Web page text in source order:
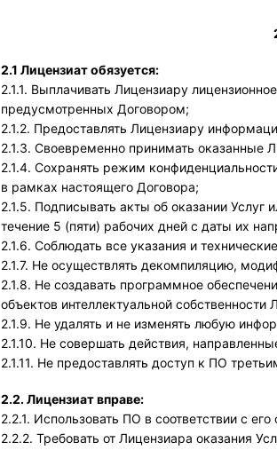
2.1 Лицензиат обязуется:
2.1.1. Выплачивать Лицензиару
предусмотренных Договором;
2.1.2. Предоставлять Лицензиару
2.1.3. Своевременно принимать оказанные
2.1.4. Сохранять режим
в рамках настоящего Договора;
2.1.5. Подписывать акты об оказании Услуг
течение 5 (пяти) рабочих дней с даты их
2.1.6. Соблюдать все указания и
2.1.7. Не осуществлять декомпиляцию,
2.1.8. Не создавать программное
объектов интеллектуальной собственности
2.1.9. Не удалять и не изменять любую
2.1.10. Не совершать действия,
2.1.11. Не предоставлять доступ к ПО
2.2. Лицензиат вправе:
2.2.1. Использовать ПО в соответствии с
2.2.2. Требовать от Лицензиара оказания